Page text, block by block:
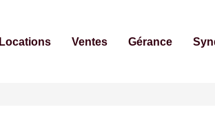
Locations Ventes Gérance